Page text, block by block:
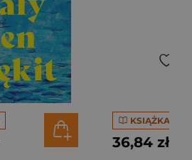
KSIĄŻKA
36,84 zł